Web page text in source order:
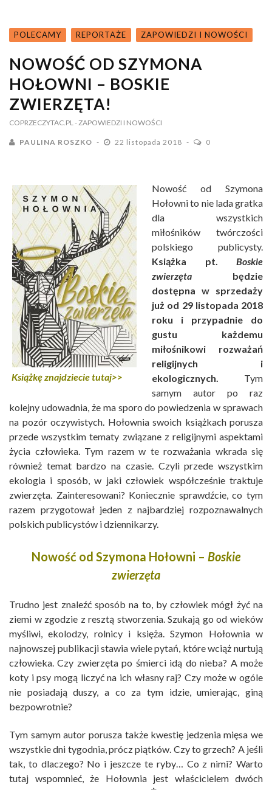
POLECAMY REPORTAŻE ZAPOWIEDZI I NOWOŚCI
NOWOŚĆ OD SZYMONA
HOŁOWNI – BOSKIE
ZWIERZĘTA!
COPRZECZYTAC.PL - ZAPOWIEDZI I NOWOŚCI
PAULINA ROSZKO 22 listopada 2018 0
Książkę znajdziecie tutaj>>
Nowość od Szymona
Hołowni to nie lada gratka
dla wszystkich
miłośników twórczości
polskiego publicysty.
Książka pt. Boskie
zwierzęta będzie
dostępna w sprzedaży
już od 29 listopada 2018
roku i przypadnie do
gustu każdemu
miłośnikowi rozważań
religijnych i
ekologicznych. Tym
samym autor po raz
kolejny udowadnia, że ma sporo do powiedzenia w sprawach
na pozór oczywistych. Hołownia swoich książkach porusza
przede wszystkim tematy związane z religijnymi aspektami
życia człowieka. Tym razem w te rozważania wkrada się
również temat bardzo na czasie. Czyli przede wszystkim
ekologia i sposób, w jaki człowiek współcześnie traktuje
zwierzęta. Zainteresowani? Koniecznie sprawdźcie, co tym
razem przygotował jeden z najbardziej rozpoznawalnych
polskich publicystów i dziennikarzy.
Nowość od Szymona Hołowni – Boskie
zwierzęta
Trudno jest znaleźć sposób na to, by człowiek mógł żyć na
ziemi w zgodzie z resztą stworzenia. Szukają go od wieków
myśliwi, ekolodzy, rolnicy i księża. Szymon Hołownia w
najnowszej publikacji stawia wiele pytań, które wciąż nurtują
człowieka. Czy zwierzęta po śmierci idą do nieba? A może
koty i psy mogą liczyć na ich własny raj? Czy może w ogóle
nie posiadają duszy, a co za tym idzie, umierając, giną
bezpowrotnie?
Tym samym autor porusza także kwestię jedzenia mięsa we
wszystkie dni tygodnia, prócz piątków. Czy to grzech? A jeśli
tak, to dlaczego? No i jeszcze te ryby… Co z nimi? Warto
tutaj wspomnieć, że Hołownia jest właścicielem dwóch